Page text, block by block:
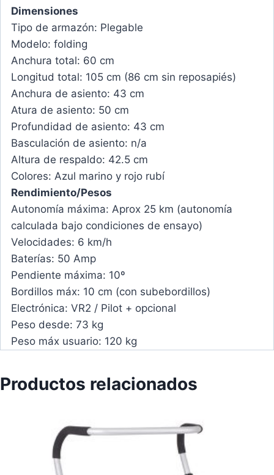
Dimensiones
Tipo de armazón: Plegable
Modelo: folding
Anchura total: 60 cm
Longitud total: 105 cm (86 cm sin reposapiés)
Anchura de asiento: 43 cm
Atura de asiento: 50 cm
Profundidad de asiento: 43 cm
Basculación de asiento: n/a
Altura de respaldo: 42.5 cm
Colores: Azul marino y rojo rubí
Rendimiento/Pesos
Autonomía máxima: Aprox 25 km (autonomía
calculada bajo condiciones de ensayo)
Velocidades: 6 km/h
Baterías: 50 Amp
Pendiente máxima: 10º
Bordillos máx: 10 cm (con subebordillos)
Electrónica: VR2 / Pilot + opcional
Peso desde: 73 kg
Peso máx usuario: 120 kg
Productos relacionados